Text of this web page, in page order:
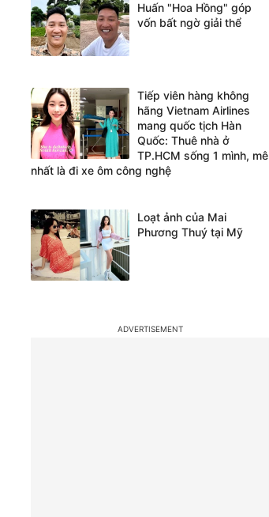
Huấn "Hoa Hồng" góp
vốn bất ngờ giải thể
Tiếp viên hàng không
hãng Vietnam Airlines
mang quốc tịch Hàn
Quốc: Thuê nhà ở
TP.HCM sống 1 mình, mê
nhất là đi xe ôm công nghệ
Loạt ảnh của Mai
Phương Thuý tại Mỹ